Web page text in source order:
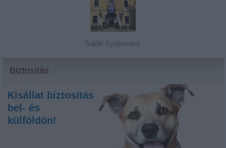
Sajdik Gyűjtemény
Biztosítás
Kisállat biztosítás
bel- és
külföldön!